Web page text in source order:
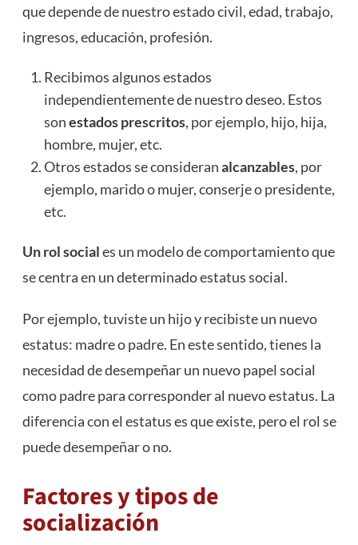
que depende de nuestro estado civil, edad, trabajo,
ingresos, educación, profesión.
Recibimos algunos estados
independientemente de nuestro deseo. Estos
sonestados prescritos, por ejemplo, hijo, hija,
hombre, mujer, etc.
Otros estados se consideranalcanzables, por
ejemplo, marido o mujer, conserje o presidente,
etc.
Un rol sociales un modelo de comportamiento que
se centra en un determinado estatus social.
Por ejemplo, tuviste un hijo y recibiste un nuevo
estatus: madre o padre. En este sentido, tienes la
necesidad de desempeñar un nuevo papel social
como padre para corresponder al nuevo estatus. La
diferencia con el estatus es que existe, pero el rol se
puede desempeñar o no.
Factores y tipos de
socialización